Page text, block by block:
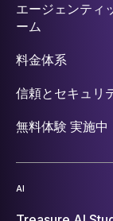
エージェンティ
ーム
料金体系
信頼とセキュリ
無料体験 実施中
AI